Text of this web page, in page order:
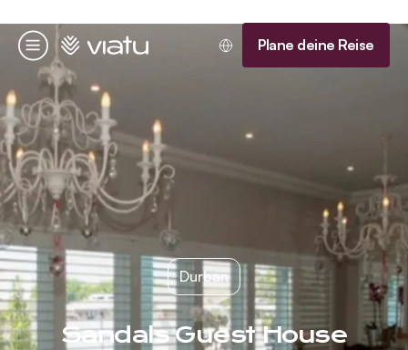
Menü
Startseite Plane deine Reise
Durban
Sandals Guest House